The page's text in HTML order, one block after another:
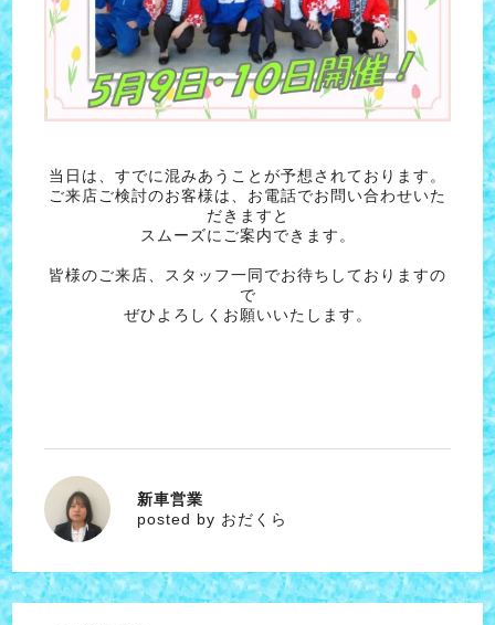
当日は、すでに混みあうことが予想されております。
ご来店ご検討のお客様は、お電話でお問い合わせいた
だきますと
スムーズにご案内できます。
皆様のご来店、スタッフ一同でお待ちしておりますの
で
ぜひよろしくお願いいたします。
おだくら
新車営業
posted by おだくら